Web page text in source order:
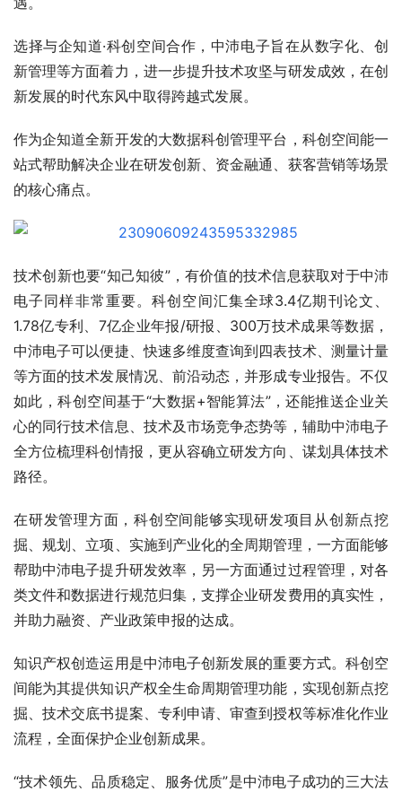
选择与企知道·科创空间合作，中沛电子旨在从数字化、创
新管理等方面着力，进一步提升技术攻坚与研发成效，在创
新发展的时代东风中取得跨越式发展。
作为企知道全新开发的大数据科创管理平台，科创空间能一
站式帮助解决企业在研发创新、资金融通、获客营销等场景
的核心痛点。
技术创新也要“知己知彼”，有价值的技术信息获取对于中沛
电子同样非常重要。科创空间汇集全球3.4亿期刊论文、
1.78亿专利、7亿企业年报/研报、300万技术成果等数据，
中沛电子可以便捷、快速多维度查询到四表技术、测量计量
等方面的技术发展情况、前沿动态，并形成专业报告。不仅
如此，科创空间基于“大数据+智能算法”，还能推送企业关
心的同行技术信息、技术及市场竞争态势等，辅助中沛电子
全方位梳理科创情报，更从容确立研发方向、谋划具体技术
路径。
在研发管理方面，科创空间能够实现研发项目从创新点挖
掘、规划、立项、实施到产业化的全周期管理，一方面能够
帮助中沛电子提升研发效率，另一方面通过过程管理，对各
类文件和数据进行规范归集，支撑企业研发费用的真实性，
并助力融资、产业政策申报的达成。
知识产权创造运用是中沛电子创新发展的重要方式。科创空
间能为其提供知识产权全生命周期管理功能，实现创新点挖
掘、技术交底书提案、专利申请、审查到授权等标准化作业
流程，全面保护企业创新成果。
“技术领先、品质稳定、服务优质”是中沛电子成功的三大法